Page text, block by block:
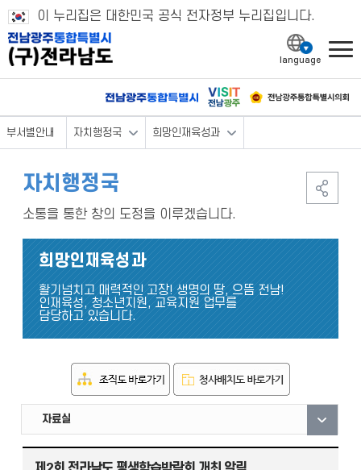
이 누리집은 대한민국 공식 전자정부 누리집입니다.
부서별안내 자치행정국 희망인재육성과
자치행정국
소통을 통한 창의 도정을 이루겠습니다.
희망인재육성과
활기넘치고 매력적인 고장! 생명의 땅, 으뜸 전남!
인재육성, 청소년지원, 교육지원 업무를
담당하고 있습니다.
직원안내
부서안내
자료실